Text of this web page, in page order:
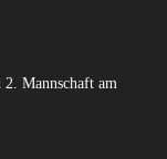
2. Mannschaft am